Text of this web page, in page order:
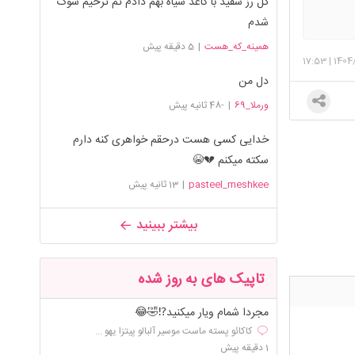
|
17:53
شدم
همينه_كه_هست | 5 دقیقه پیش
دل من
ورملا_69 | -48 ثانیه پیش
خدایی کسی هست درحقم خواهری کنه دارم
سکته میکنم 💔😭
pasteel_meshkee
| 13 ثانیه پیش
بیشتر ببینید
تاپیک های به روز شده
مجردا شمام ویار میکنید⁉️🤣😂
کاکائو پسته ماست موسیر آلبالو پیتزا یهو ...
1 دقیقه پیش